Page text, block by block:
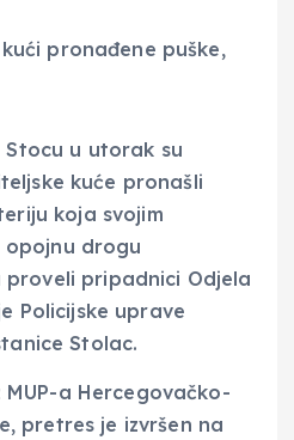
Stocu u utorak su
kuće pronašli
koja svojim
opojnu drogu
proveli pripadnici Odjela
Policijske uprave
Stolac.
a Hercegovačko-
pretres je izvršen na